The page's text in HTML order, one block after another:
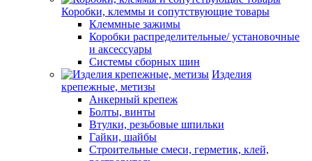
Коробки, клеммы и сопутствующие товары
Клеммные зажимы
Коробки распределительные/ установочные
и аксессуары
Системы сборных шин
Изделия
крепежные, метизы
Анкерный крепеж
Болты, винты
Втулки, резьбовые шпильки
Гайки, шайбы
Строительные смеси, герметик, клей,